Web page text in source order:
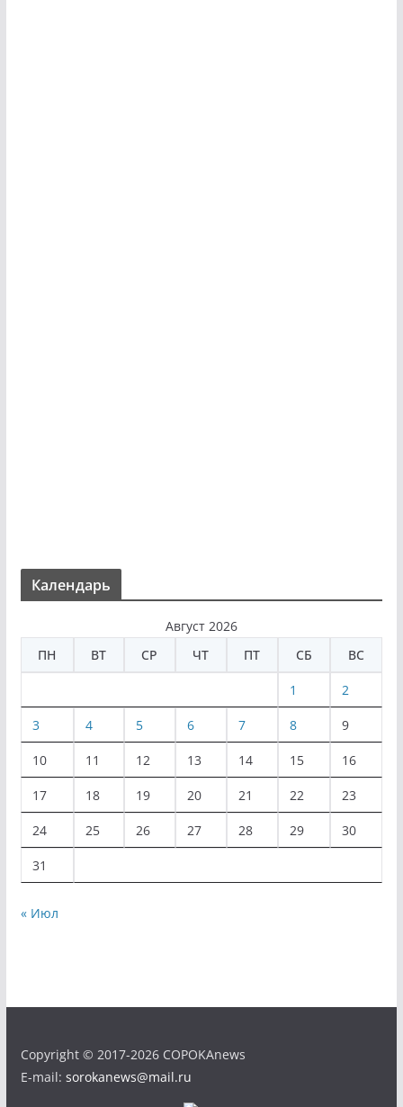
Календарь
Август 2026
ПН
ВТ СР ЧТ ПТ СБ ВС
1 2
3 4 5 6 7 8 9
10 11 12 13 14 15 16
17 18 19 20 21 22 23
24 25 26 27 28 29 30
31
« Июл
Copyright © 2017-2026 COPOKAnews
E-mail: sorokanews@mail.ru